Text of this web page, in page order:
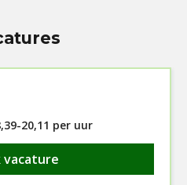
-20,11 per uur
vacature